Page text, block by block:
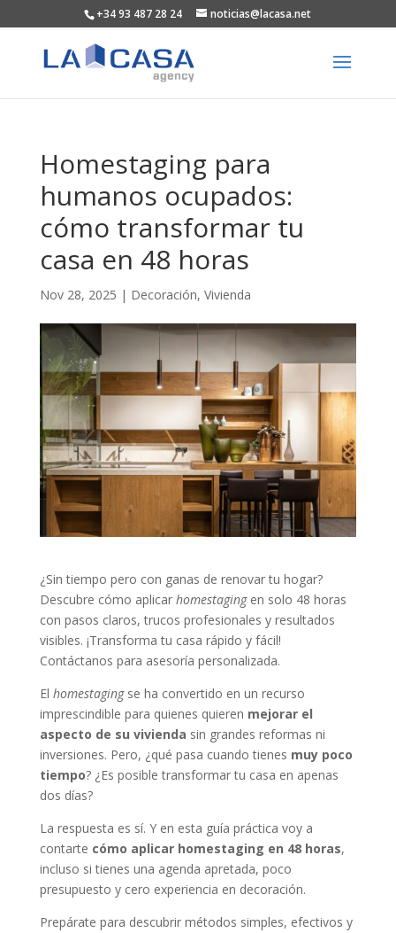
+34 93 487 28 24 noticias@lacasa.net
Homestaging para
humanos ocupados:
cómo transformar tu
casa en 48 horas
Nov 28, 2025 | Decoración, Vivienda
¿Sin tiempo pero con ganas de renovar tu hogar?
Descubre cómo aplicar homestagingen solo 48 horas
con pasos claros, trucos profesionales y resultados
visibles. ¡Transforma tu casa rápido y fácil!
Contáctanos para asesoría personalizada.
El homestagingse ha convertido en un recurso
imprescindible para quienes quieren mejorar el
aspecto de su vivienda sin grandes reformas ni
inversiones. Pero, ¿qué pasa cuando tienes muy poco
tiempo? ¿Es posible transformar tu casa en apenas
dos días?
La respuesta es sí. Y en esta guía práctica voy a
contarte cómo aplicar homestaging en 48 horas,
incluso si tienes una agenda apretada, poco
presupuesto y cero experiencia en decoración.
Prepárate para descubrir métodos simples, efectivos y